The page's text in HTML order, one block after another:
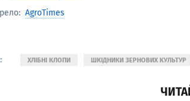
AgroTimes
ХЛІБНІ КЛОПИ ШКІДНИКИ ЗЕРНОВИХ КУЛЬТУР